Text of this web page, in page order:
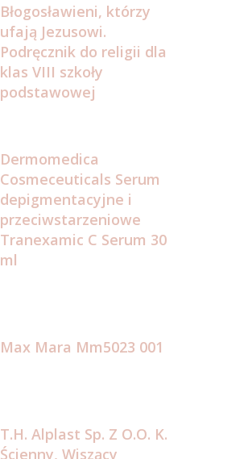
Błogosławieni, którzy
ufają Jezusowi.
Podręcznik do religii dla
klas VIII szkoły
podstawowej
Dermomedica
Cosmeceuticals Serum
depigmentacyjne i
przeciwstarzeniowe
Tranexamic C Serum 30
ml
Max Mara Mm5023 001
T.H. Alplast Sp. Z O.O. K.
Ścienny, Wiszący